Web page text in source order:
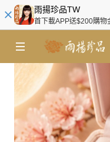
雨揚珍品TW
首下載APP送$200購物